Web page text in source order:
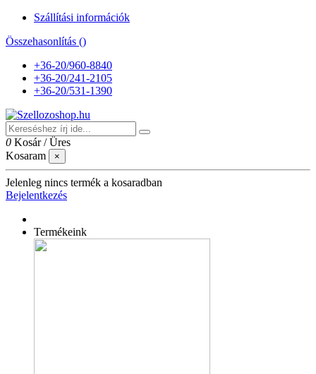
Szállítási információk
Összehasonlítás ()
+36-20/960-8840
+36-20/241-2105
+36-20/531-1390
0 Kosár /Üres
Kosaram
×
Jelenleg nincs termék a kosaradban
Bejelentkezés
Termékeink